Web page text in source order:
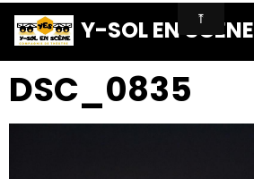
Y-SOL EN SCENE
DSC_0835